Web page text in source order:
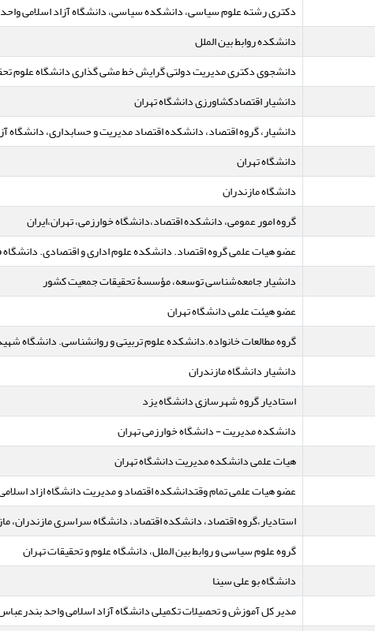
دکتری رشته علوم سیاسی، دانشکده سیاسی، دانشگاه آزاد اسلامی واحد
دانشکده روابط بین الملل
دانشجوی دکتری مدیریت دولتی گرایش خط مشی گذاری دانشگاه علوم
دانشیار اقتصادکشاورزی دانشگاه تهران
دانشیار، گروه اقتصاد، دانشکده اقتصاد مدیریت و حسابداری، دانشگاه
دانشگاه تهران
دانشگاه مازندران
گروه امور عمومی، دانشکده اقتصاد،‌دانشگاه خوارزمی،‌ تهران،‌ایران
عضو هیات علمی گروه اقتصاد. دانشکده علوم اداری و اقتصادی.
دانشیار جامعه‌شناسی توسعه، مؤسسۀ تحقیقات جمعیت کشور
عضو هیئت علمی دانشگاه تهران
گروه مطالعات خانواده.دانشکده علوم تربیتی و روانشناسی. دانشگاه
دانشیار دانشگاه مازندران
استادیار گروه شهرسازی دانشگاه یزد
دانشکده مدیریت - دانشگاه خوارزمی تهران
هیات علمی دانشکده مدیریت دانشگاه تهران
عضو هیات علمی تمام وقتدانشکده اقتصاد و مدیریت دانشگاه ازاد
استادیار،گروه اقتصاد، دانشکده اقتصاد، دانشگاه سراسری مازندران،
گروه علوم سیاسی و روابط بین الملل، دانشگاه علوم و تحقیقات تهران
دانشگاه بو علی سینا
مدیر کل آموزش و تحصیلات تکمیلی دانشگاه آزاد اسلامی واحد